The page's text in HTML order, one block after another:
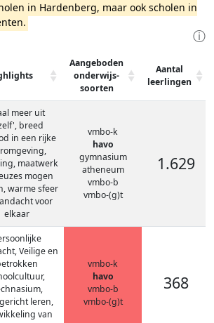
in Hardenberg, maar ook scholen in
ⓘ
Aangeboden
onderwijs-
soorten
Aantal
leerlingen
meer uit
breed
in een rijke
maatwerk
mogen
warme sfeer
voor
elkaar
vmbo-k
havo
gymnasium
atheneum
vmbo-b
vmbo-(g)t
1.629
Veilige en
leren,
van
vmbo-k
havo
vmbo-b
vmbo-(g)t
368